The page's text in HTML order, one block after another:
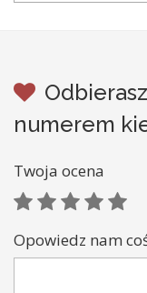
numerem
Twoja ocena
Opowiedz nam